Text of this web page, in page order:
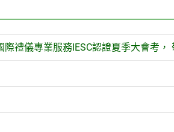
禮儀專業服務IESC認證夏季大會考，